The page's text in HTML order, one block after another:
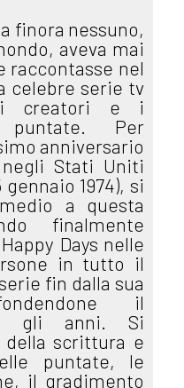
finora nessuno,
aveva mai
raccontasse nel
celebre serie tv
creatori e i
puntate. Per
anniversario
Stati Uniti
1974), si
a questa
finalmente
Days nelle
in tutto il
fin dalla sua
il
gli anni. Si
scrittura e
puntate, le
il gradimento